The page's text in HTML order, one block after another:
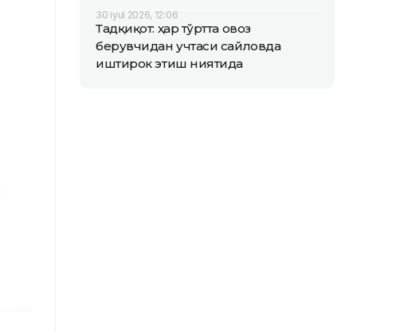
30 iyul 2026, 12:06
Тадқиқот: ҳар тўртта овоз
берувчидан учтаси сайловда
иштирок этиш ниятида